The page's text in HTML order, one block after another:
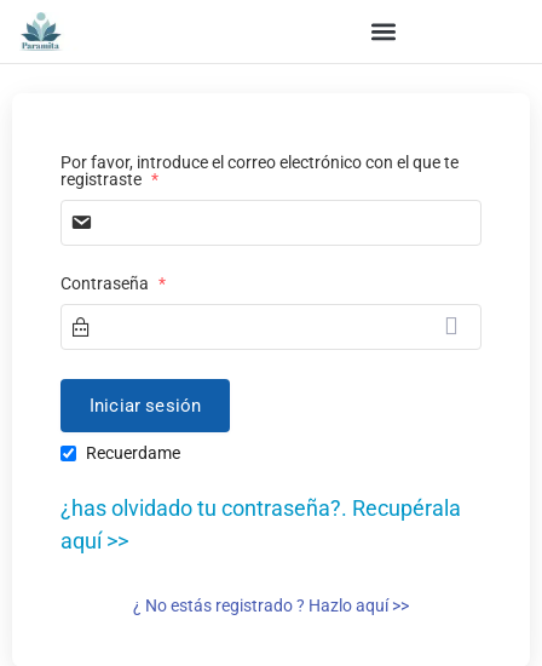
Por favor, introduce el correo electrónico con el que te
registraste *
Contraseña *
Recuerdame
¿has olvidado tu contraseña?. Recupérala
aquí >>
¿ No estás registrado ? Hazlo aquí >>